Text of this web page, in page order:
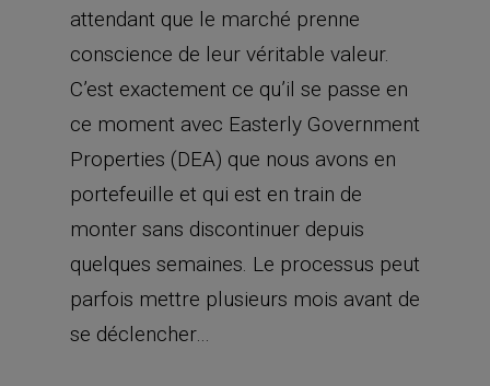
attendant que le marché prenne
conscience de leur véritable valeur.
C’est exactement ce qu’il se passe en
ce moment avec Easterly Government
Properties (DEA) que nous avons en
portefeuille et qui est en train de
monter sans discontinuer depuis
quelques semaines. Le processus peut
parfois mettre plusieurs mois avant de
se déclencher…